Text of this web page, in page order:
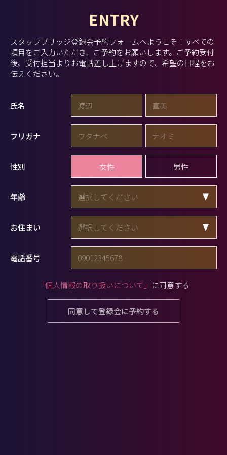
ENTRY
スタッフブリッジ登録会予約フォームへようこそ！ すべての
項目をご入力いただき、ご予約をお願いします。 ご予約受付
後、受付担当よりお電話差し上げますので、希望の日程をお
伝えください。
氏名
フリガナ
性別 女性 男性
年齢
お住まい
電話番号
「個人情報の取り扱いについて」 に同意する
同意して登録会に予約する